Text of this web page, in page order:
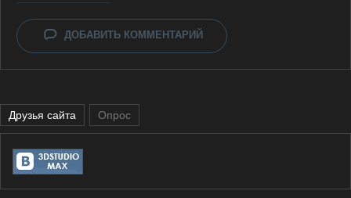
ДОБАВИТЬ КОММЕНТАРИЙ
Друзья сайта Опрос